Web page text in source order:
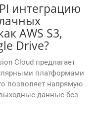
интеграцию
AWS S3,
Drive?
Cloud предлагает
платформами
позволяет напрямую
данные без